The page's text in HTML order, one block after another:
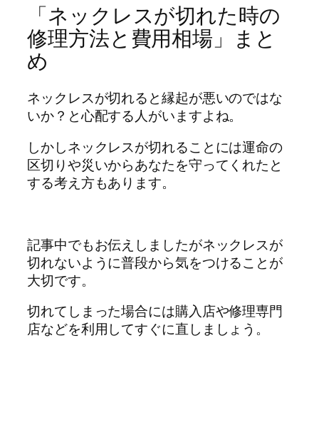
「ネックレスが切れた時の
修理方法と費用相場」まと
め
ネックレスが切れると縁起が悪いのではな
いか？と心配する人がいますよね。
しかしネックレスが切れることには運命の
区切りや災いからあなたを守ってくれたと
する考え方もあります。
記事中でもお伝えしましたがネックレスが
切れないように普段から気をつけることが
大切です。
切れてしまった場合には購入店や修理専門
店などを利用してすぐに直しましょう。